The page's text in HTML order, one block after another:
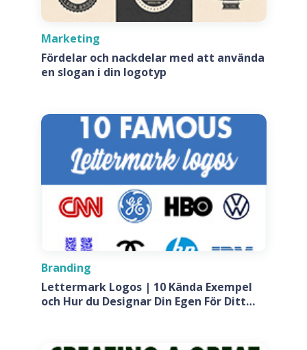
Marketing
Fördelar och nackdelar med att använda
en slogan i din logotyp
Branding
Lettermark Logos | 10 Kända Exempel
och Hur du Designar Din Egen För Ditt